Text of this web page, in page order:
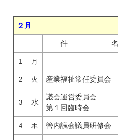
２月
件 名
1 月
2 火 産業福祉常任委員会
3 水
議会運営委員会
第１回臨時会
4 木 管内議会議員研修会